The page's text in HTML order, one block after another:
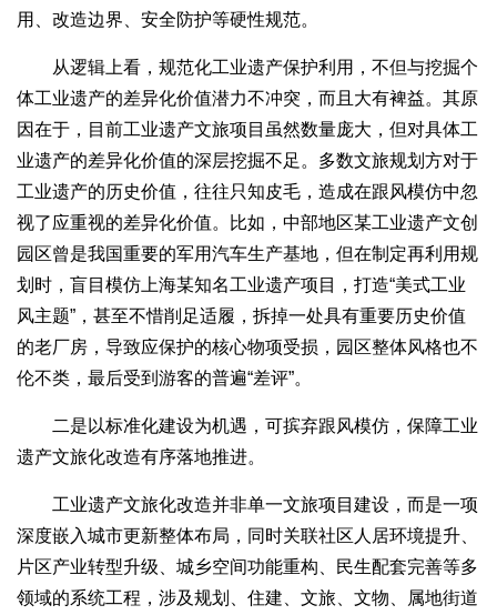
用、改造边界、安全防护等硬性规范。
从逻辑上看，规范化工业遗产保护利用，不但与挖掘个
体工业遗产的差异化价值潜力不冲突，而且大有裨益。其原
因在于，目前工业遗产文旅项目虽然数量庞大，但对具体工
业遗产的差异化价值的深层挖掘不足。多数文旅规划方对于
工业遗产的历史价值，往往只知皮毛，造成在跟风模仿中忽
视了应重视的差异化价值。比如，中部地区某工业遗产文创
园区曾是我国重要的军用汽车生产基地，但在制定再利用规
划时，盲目模仿上海某知名工业遗产项目，打造“美式工业
风主题”，甚至不惜削足适履，拆掉一处具有重要历史价值
的老厂房，导致应保护的核心物项受损，园区整体风格也不
伦不类，最后受到游客的普遍“差评”。
二是以标准化建设为机遇，可摈弃跟风模仿，保障工业
遗产文旅化改造有序落地推进。
工业遗产文旅化改造并非单一文旅项目建设，而是一项
深度嵌入城市更新整体布局，同时关联社区人居环境提升、
片区产业转型升级、城乡空间功能重构、民生配套完善等多
领域的系统工程，涉及规划、住建、文旅、文物、属地街道